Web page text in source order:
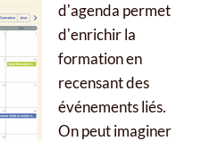
dʼagenda permet
dʼenrichir la
formation en
recensant des
événements liés.
On peut imaginer